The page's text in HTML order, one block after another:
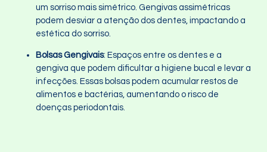
um sorriso mais simétrico. Gengivas assimétricas
podem desviar a atenção dos dentes, impactando a
estética do sorriso.
Bolsas Gengivais: Espaços entre os dentes e a
gengiva que podem dificultar a higiene bucal e levar a
infecções. Essas bolsas podem acumular restos de
alimentos e bactérias, aumentando o risco de
doenças periodontais.